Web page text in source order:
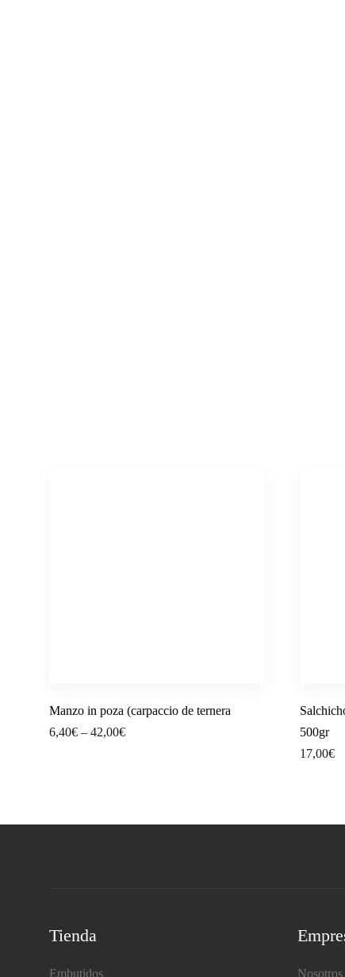
Manzo in poza (carpaccio de ternera
6,40€ – 42,00€
500gr
17,00€
Tienda
Embutidos Nosotros